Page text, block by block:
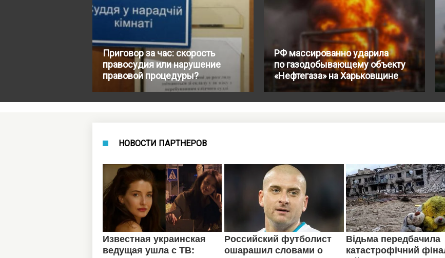
Приговор за час: скорость
правосудия или нарушение
правовой процедуры?
РФ массированно ударила
по газодобывающему объекту
«Нефтегаза» на Харьковщине
НОВОСТИ ПАРТНЕРОВ